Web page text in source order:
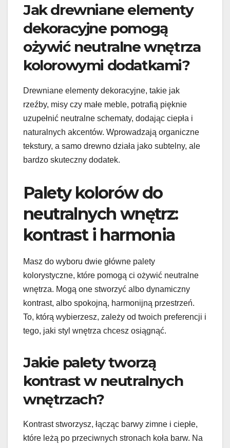
Jak drewniane elementy
dekoracyjne pomogą
ożywić neutralne wnętrza
kolorowymi dodatkami?
Drewniane elementy dekoracyjne, takie jak
rzeźby, misy czy małe meble, potrafią pięknie
uzupełnić neutralne schematy, dodając ciepła i
naturalnych akcentów. Wprowadzają organiczne
tekstury, a samo drewno działa jako subtelny, ale
bardzo skuteczny dodatek.
Palety kolorów do
neutralnych wnętrz:
kontrast i harmonia
Masz do wyboru dwie główne palety
kolorystyczne, które pomogą ci ożywić neutralne
wnętrza. Mogą one stworzyć albo dynamiczny
kontrast, albo spokojną, harmonijną przestrzeń.
To, którą wybierzesz, zależy od twoich preferencji i
tego, jaki styl wnętrza chcesz osiągnąć.
Jakie palety tworzą
kontrast w neutralnych
wnętrzach?
Kontrast stworzysz, łącząc barwy zimne i ciepłe,
które leżą po przeciwnych stronach koła barw. Na